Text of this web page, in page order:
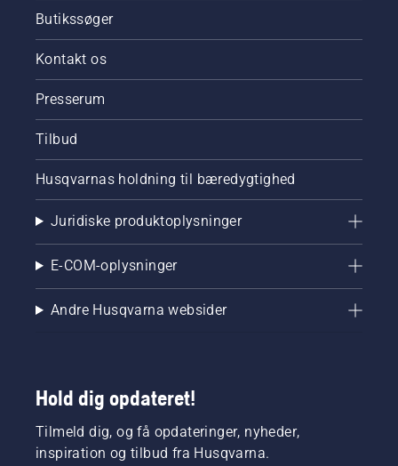
Butikssøger
Kontakt os
Presserum
Tilbud
Husqvarnas holdning til bæredygtighed
Juridiske produktoplysninger
E-COM-oplysninger
Andre Husqvarna websider
Hold dig opdateret!
Tilmeld dig, og få opdateringer, nyheder,
inspiration og tilbud fra Husqvarna.